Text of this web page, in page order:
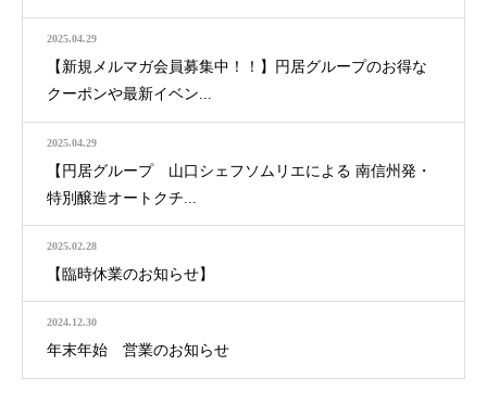
2025.04.29
【新規メルマガ会員募集中！！】円居グループのお得な
クーポンや最新イベン...
2025.04.29
【円居グループ 山口シェフソムリエによる 南信州発・
特別醸造オートクチ...
2025.02.28
【臨時休業のお知らせ】
2024.12.30
年末年始 営業のお知らせ